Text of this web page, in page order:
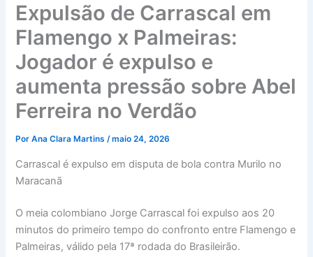
Expulsão de Carrascal em
Flamengo x Palmeiras:
Jogador é expulso e
aumenta pressão sobre Abel
Ferreira no Verdão
PorAna Clara Martins/maio 24, 2026
Carrascal é expulso em disputa de bola contra Murilo no
Maracanã
O meia colombiano Jorge Carrascal foi expulso aos 20
minutos do primeiro tempo do confronto entre Flamengo e
Palmeiras, válido pela 17ª rodada do Brasileirão.